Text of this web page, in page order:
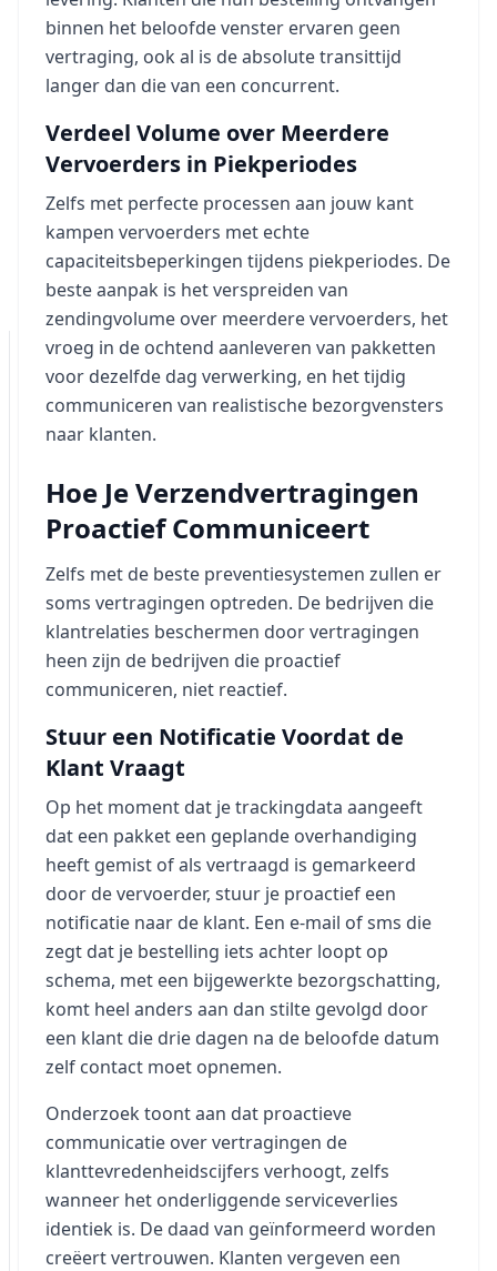
binnen het beloofde venster ervaren geen
vertraging, ook al is de absolute transittijd
langer dan die van een concurrent.
Verdeel Volume over Meerdere
Vervoerders in Piekperiodes
Zelfs met perfecte processen aan jouw kant
kampen vervoerders met echte
capaciteitsbeperkingen tijdens piekperiodes. De
beste aanpak is het verspreiden van
zendingvolume over meerdere vervoerders, het
vroeg in de ochtend aanleveren van pakketten
voor dezelfde dag verwerking, en het tijdig
communiceren van realistische bezorgvensters
naar klanten.
Hoe Je Verzendvertragingen
Proactief Communiceert
Zelfs met de beste preventiesystemen zullen er
soms vertragingen optreden. De bedrijven die
klantrelaties beschermen door vertragingen
heen zijn de bedrijven die proactief
communiceren, niet reactief.
Stuur een Notificatie Voordat de
Klant Vraagt
Op het moment dat je trackingdata aangeeft
dat een pakket een geplande overhandiging
heeft gemist of als vertraagd is gemarkeerd
door de vervoerder, stuur je proactief een
notificatie naar de klant. Een e-mail of sms die
zegt dat je bestelling iets achter loopt op
schema, met een bijgewerkte bezorgschatting,
komt heel anders aan dan stilte gevolgd door
een klant die drie dagen na de beloofde datum
zelf contact moet opnemen.
Onderzoek toont aan dat proactieve
communicatie over vertragingen de
klanttevredenheidscijfers verhoogt, zelfs
wanneer het onderliggende serviceverlies
identiek is. De daad van geïnformeerd worden
creëert vertrouwen. Klanten vergeven een